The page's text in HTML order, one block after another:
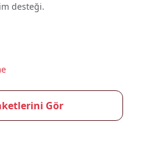
desteği.
Gör